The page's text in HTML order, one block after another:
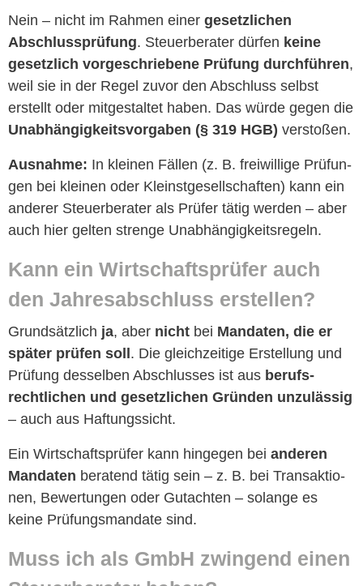
Nein – nicht im Rah­men ein­er geset­zlichen
Abschlussprü­fung. Steuer­ber­ater dür­fen keine
geset­zlich vorgeschriebene Prü­fung durch­führen,
weil sie in der Regel zuvor den Abschluss selb­st
erstellt oder mit­gestal­tet haben. Das würde gegen die
Unab­hängigkeitsvor­gaben (§ 319 HGB) verstoßen.
Aus­nahme: In kleinen Fällen (z. B. frei­willige Prü­fun­
gen bei kleinen oder Kle­in­st­ge­sellschaften) kann ein
ander­er Steuer­ber­ater als Prüfer tätig wer­den – aber
auch hier gel­ten strenge Unabhängigkeitsregeln.
Kann ein Wirtschaft­sprüfer auch
den Jahresab­schluss erstellen?
Grund­sät­zlich ja, aber nicht bei Man­dat­en, die er
später prüfen soll. Die gle­ichzeit­ige Erstel­lung und
Prü­fung des­sel­ben Abschlusses ist aus beruf­s­
rechtlichen und geset­zlichen Grün­den unzuläs­sig
– auch aus Haftungssicht.
Ein Wirtschaft­sprüfer kann hinge­gen bei anderen
Man­dat­en bera­tend tätig sein – z. B. bei Transak­tio­
nen, Bew­er­tun­gen oder Gutacht­en – solange es
keine Prü­fungs­man­date sind.
Muss ich als GmbH zwin­gend einen